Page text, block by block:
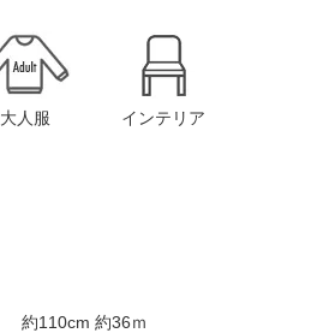
大人服 インテリア
約110cm 約36ｍ